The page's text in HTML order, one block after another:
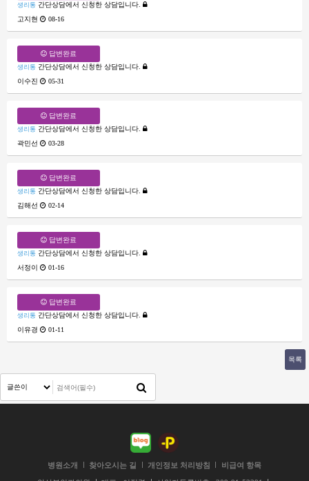
생리통 간단상담에서 신청한 상담입니다.
고지현
08-16
답변완료
생리통 간단상담에서 신청한 상담입니다.
이수진
05-31
답변완료
생리통 간단상담에서 신청한 상담입니다.
곽민선
03-28
답변완료
생리통 간단상담에서 신청한 상담입니다.
김해선
02-14
답변완료
생리통 간단상담에서 신청한 상담입니다.
서정이
01-16
답변완료
생리통 간단상담에서 신청한 상담입니다.
이유경
01-11
목록
병원소개 찾아오시는 길 개인정보 처리방침 비급여 항목